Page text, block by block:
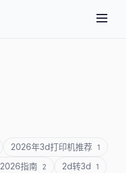
2026年3d打印机推荐 1
2026指南 2 2d转3d 1